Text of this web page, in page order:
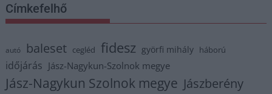
Címkefelhő
autó baleset cegléd fidesz györfi mihály háború
időjárás Jász-Nagykun-Szolnok megye
Jász-Nagykun Szolnok megye Jászberény